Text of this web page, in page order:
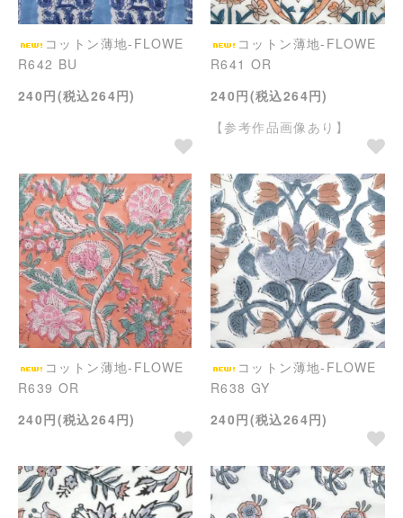
コットン薄地-FLOWE
R642 BU
240円(税込264円)
コットン薄地-FLOWE
R641 OR
240円(税込264円)
【参考作品画像あり】
コットン薄地-FLOWE
R639 OR
240円(税込264円)
コットン薄地-FLOWE
R638 GY
240円(税込264円)